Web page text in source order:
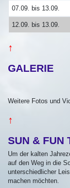
07.09. bis 13.09.
12.09. bis 13.09.
↑
GALERIE
Weitere Fotos und
↑
SUN & FUN
Um der kalten
auf den Weg in die
unterschiedlicher
machen möchten.